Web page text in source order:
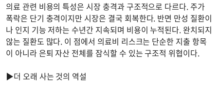
의료 관련 비용의 특성은 시장 충격과 구조적으로 다르다. 주가
폭락은 단기 충격이지만 시장은 결국 회복한다. 반면 만성 질환이
나 인지 기능 저하는 수년간 지속되며 비용이 누적된다. 완치되지
않는 질환도 많다. 이 점에서 의료비 리스크는 단순한 지출 항목
이 아니라 은퇴 자산 전체를 잠식할 수 있는 구조적 위협이다.
▶더 오래 사는 것의 역설